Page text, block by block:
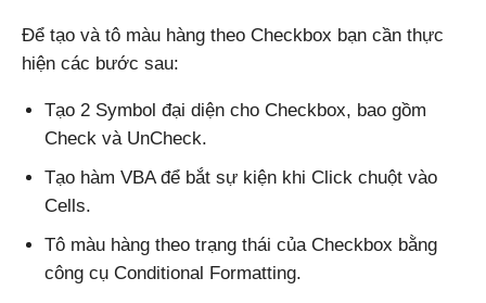
Để tạo và tô màu hàng theo Checkbox bạn cần thực
hiện các bước sau:
Tạo 2 Symbol đại diện cho Checkbox, bao gồm
Check và UnCheck.
Tạo hàm VBA để bắt sự kiện khi Click chuột vào
Cells.
Tô màu hàng theo trạng thái của Checkbox bằng
công cụ Conditional Formatting.